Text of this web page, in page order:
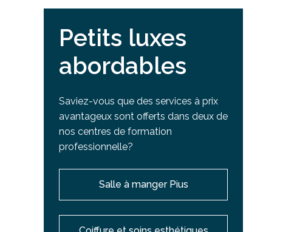
Petits luxes
abordables
Saviez-vous que des services à prix
avantageux sont offerts dans deux de
nos centres de formation
professionnelle?
Salle à manger Pius